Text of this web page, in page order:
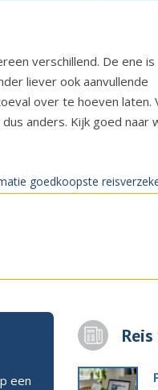
verschillend. De ene is
liever ook aanvullende
over te hoeven laten.
anders. Kijk goed naar
goedkoopste
een